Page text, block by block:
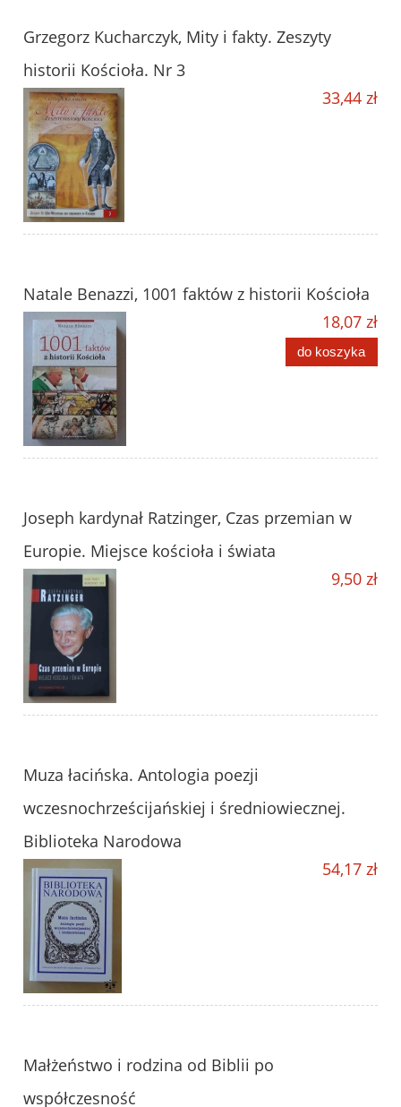
Grzegorz Kucharczyk, Mity i fakty. Zeszyty
historii Kościoła. Nr 3
33,44 zł
Natale Benazzi, 1001 faktów z historii Kościoła
18,07 zł
do koszyka
Joseph kardynał Ratzinger, Czas przemian w
Europie. Miejsce kościoła i świata
9,50 zł
Muza łacińska. Antologia poezji
wczesnochrześcijańskiej i średniowiecznej.
Biblioteka Narodowa
54,17 zł
Małżeństwo i rodzina od Biblii po
współczesność